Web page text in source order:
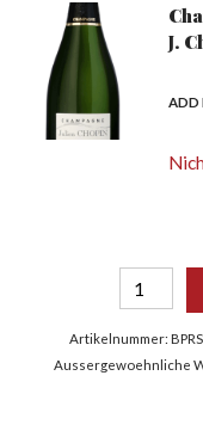
J.
ADD
Artikelnummer:
Aussergewoehnliche